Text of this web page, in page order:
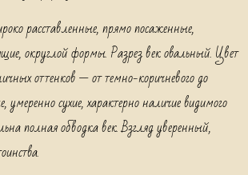
расставленные, прямо посаженные,
округлой формы. Разрез век овальный. Цвет
оттенков — от темно-коричневого до
умеренно сухие, характерно наличие видимого
полная обводка век. Взгляд уверенный,